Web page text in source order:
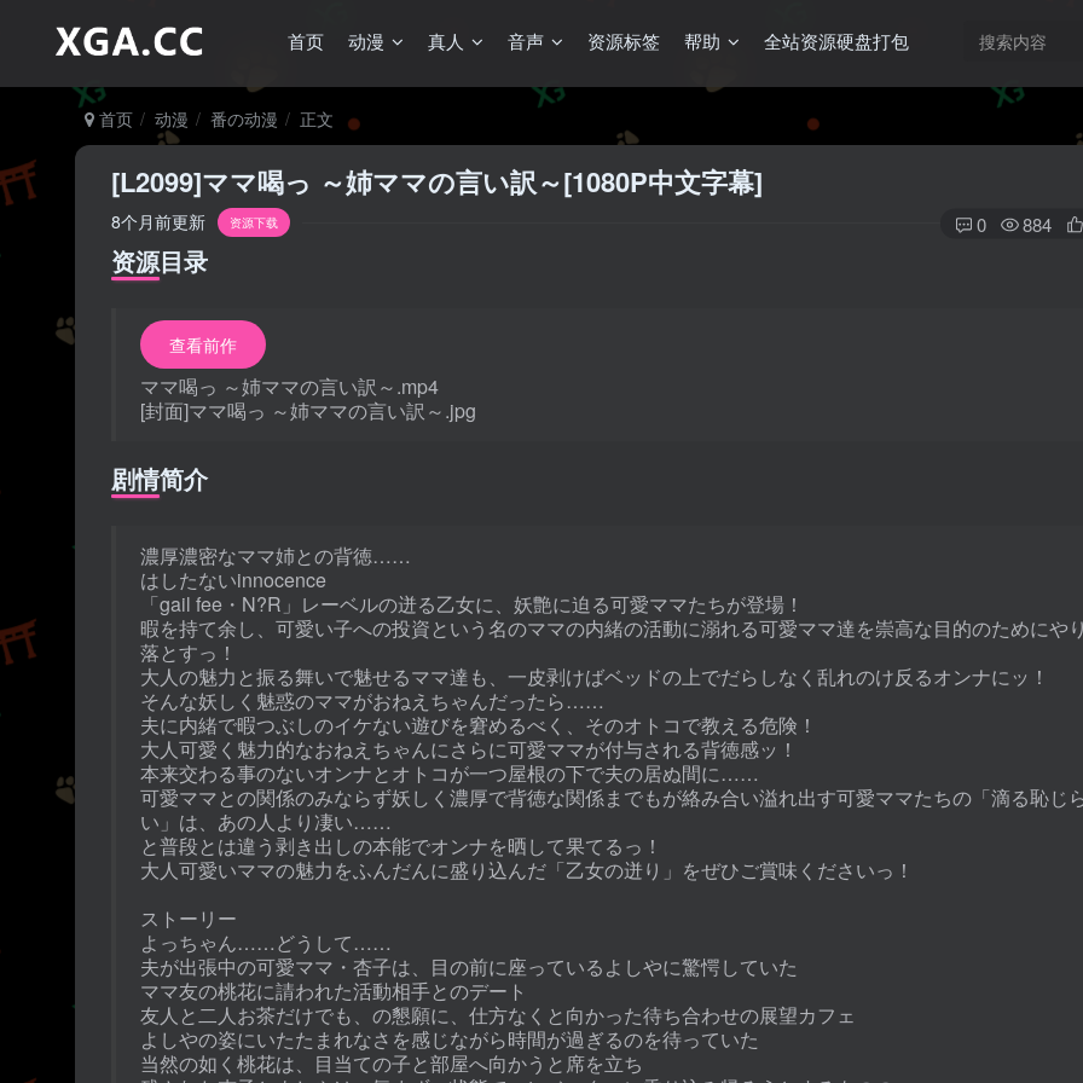
首页 动漫 真人 音声 资源标签 帮助 全站资源硬盘打包
首页 动漫 番の动漫 正文
[L2099]ママ喝っ ～姉ママの言い訳～[1080P中文字幕]
8个月前更新 资源下载 0 884
资源目录
查看前作
ママ喝っ ～姉ママの言い訳～.mp4
[封面]ママ喝っ ～姉ママの言い訳～.jpg
剧情简介
濃厚濃密なママ姉との背徳……
はしたないinnocence
「gail fee・N?R」レーベルの迸る乙女に、妖艶に迫る可愛ママたちが登場！
暇を持て余し、可愛い子への投資という名のママの内緒の活動に溺れる可愛ママ達を崇高な目的のためにや
落とすっ！
大人の魅力と振る舞いで魅せるママ達も、一皮剥けばベッドの上でだらしなく乱れのけ反るオンナにッ！
そんな妖しく魅惑のママがおねえちゃんだったら……
夫に内緒で暇つぶしのイケない遊びを窘めるべく、そのオトコで教える危険！
大人可愛く魅力的なおねえちゃんにさらに可愛ママが付与される背徳感ッ！
本来交わる事のないオンナとオトコが一つ屋根の下で夫の居ぬ間に……
可愛ママとの関係のみならず妖しく濃厚で背徳な関係までもが絡み合い溢れ出す可愛ママたちの「滴る恥じ
い」は、あの人より凄い……
と普段とは違う剥き出しの本能でオンナを晒して果てるっ！
大人可愛いママの魅力をふんだんに盛り込んだ「乙女の迸り」をぜひご賞味くださいっ！
ストーリー
よっちゃん……どうして……
夫が出張中の可愛ママ・杏子は、目の前に座っているよしやに驚愕していた
ママ友の桃花に請われた活動相手とのデート
友人と二人お茶だけでも、の懇願に、仕方なくと向かった待ち合わせの展望カフェ
よしやの姿にいたたまれなさを感じながら時間が過ぎるのを待っていた
当然の如く桃花は、目当ての子と部屋へ向かうと席を立ち